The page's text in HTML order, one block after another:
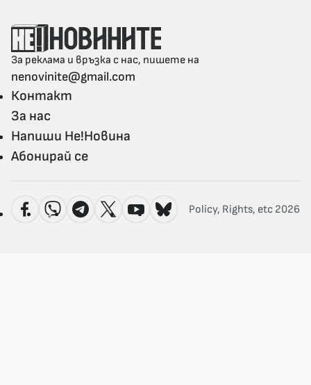
За реклама и връзка с нас, пишете на
nenovinite@gmail.com
Контакт
За нас
Напиши Не!Новина
Абонирай се
Policy, Rights, etc 2026